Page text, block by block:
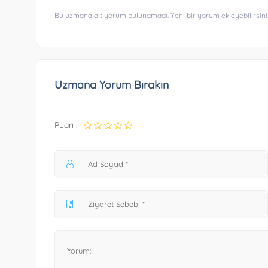
Bu uzmana ait yorum bulunamadı. Yeni bir yorum
Uzmana Yorum Bırakın
Puan :